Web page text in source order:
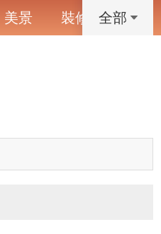
美景 裝修 寵物
全部